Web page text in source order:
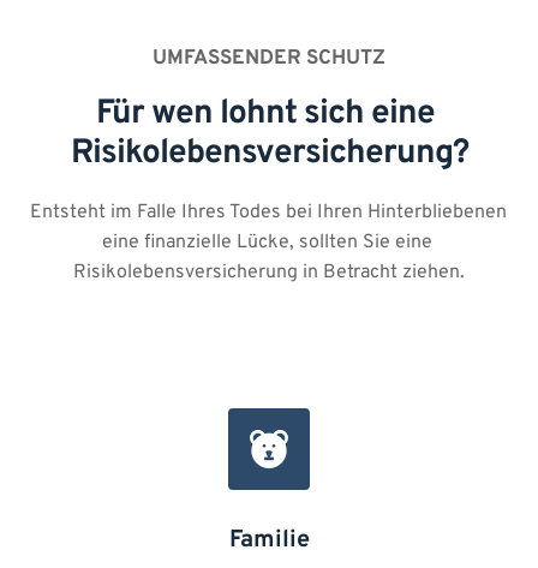
UMFASSENDER SCHUTZ
Für wen lohnt sich eine
Risikolebensversicherung?
Entsteht im Falle Ihres Todes bei Ihren Hinterbliebenen
eine finanzielle Lücke, sollten Sie eine
Risikolebensversicherung in Betracht ziehen.
Familie